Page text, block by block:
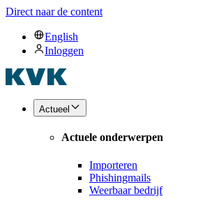
Direct naar de content
English
Inloggen
Actueel
Actuele onderwerpen
Importeren
Phishingmails
Weerbaar bedrijf